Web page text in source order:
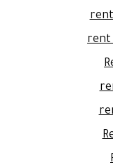
rent
rent